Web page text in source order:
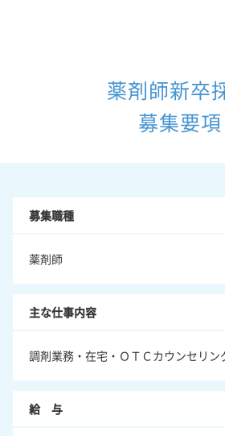
薬剤師新卒
募集要項
募集職種
薬剤師
主な仕事内容
調剤業務・在宅・ＯＴＣカウンセリン
給 与